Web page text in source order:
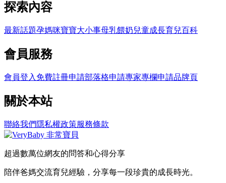
探索內容
最新話題孕媽咪寶寶大小事母乳餵奶兒童成長育兒百科
會員服務
會員登入 免費註冊申請部落格申請專家專欄申請品牌頁
關於本站
聯絡我們 隱私權政策服務條款
超過數萬位網友的問答和心得分享
陪伴爸媽交流育兒經驗，分享每一段珍貴的成長時光。